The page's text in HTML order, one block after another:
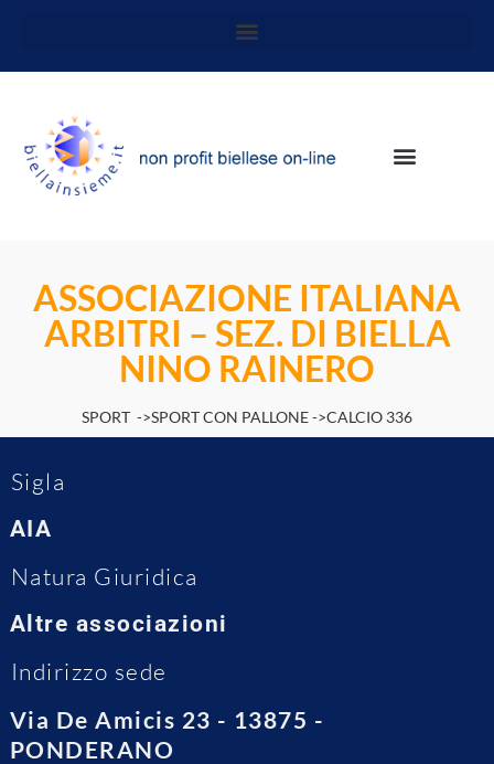
ASSOCIAZIONE ITALIANA
ARBITRI – SEZ. DI BIELLA
NINO RAINERO
SPORT ->SPORT CON PALLONE ->CALCIO 336
Sigla
AIA
Natura Giuridica
Altre associazioni
Indirizzo sede
Via De Amicis 23 - 13875 -
PONDERANO